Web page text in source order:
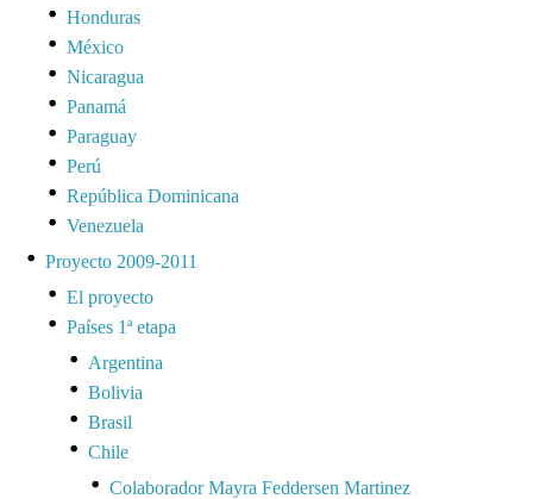
Honduras
México
Nicaragua
Panamá
Paraguay
Perú
República Dominicana
Venezuela
Proyecto 2009-2011
El proyecto
Países 1ª etapa
Argentina
Bolivia
Brasil
Chile
Colaborador Mayra Feddersen Martinez